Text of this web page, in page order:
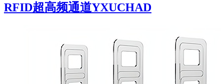
RFID超高频通道YXUCHAD